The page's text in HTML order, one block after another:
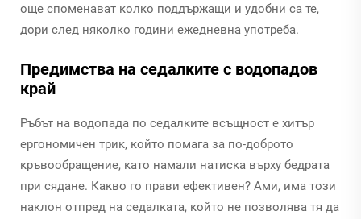
още споменават колко поддържащи и удобни са те,
дори след няколко години ежедневна употреба.
Предимства на седалките с водопадов
край
Ръбът на водопада по седалките всъщност е хитър
ергономичен трик, който помага за по-доброто
кръвообращение, като намали натиска върху бедрата
при сядане. Какво го прави ефективен? Ами, има този
наклон отпред на седалката, който не позволява тя да